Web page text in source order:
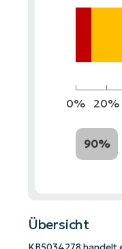
0% 20%
90%
Übersicht